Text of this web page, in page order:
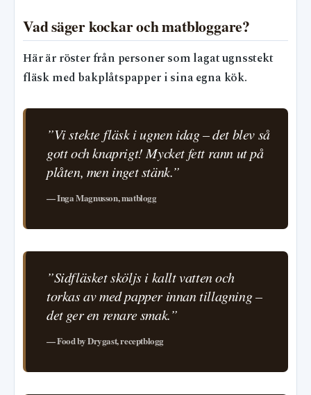
Vad säger kockar och matbloggare?
Här är röster från personer som lagat ugnsstekt
fläsk med bakplåtspapper i sina egna kök.
”Vi stekte fläsk i ugnen idag – det blev så
gott och knaprigt! Mycket fett rann ut på
plåten, men inget stänk.”
— Inga Magnusson, matblogg
”Sidfläsket sköljs i kallt vatten och
torkas av med papper innan tillagning –
det ger en renare smak.”
— Food by Drygast, receptblogg